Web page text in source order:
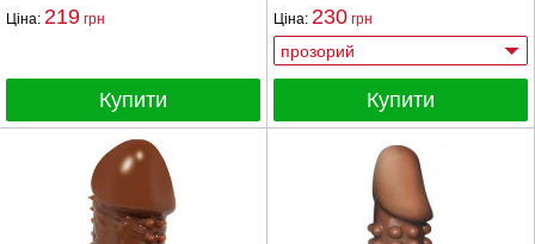
Ціна: 219 грн
Купити
Ціна: 230 грн
Купити